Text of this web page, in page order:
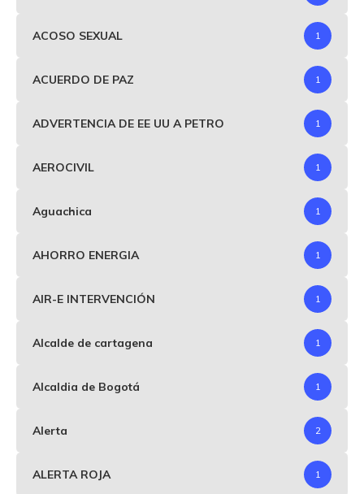
ACOSO SEXUAL 1
ACUERDO DE PAZ 1
ADVERTENCIA DE EE UU A PETRO 1
AEROCIVIL 1
Aguachica 1
AHORRO ENERGIA 1
AIR-E INTERVENCIÓN 1
Alcalde de cartagena 1
Alcaldia de Bogotá 1
Alerta 2
ALERTA ROJA 1